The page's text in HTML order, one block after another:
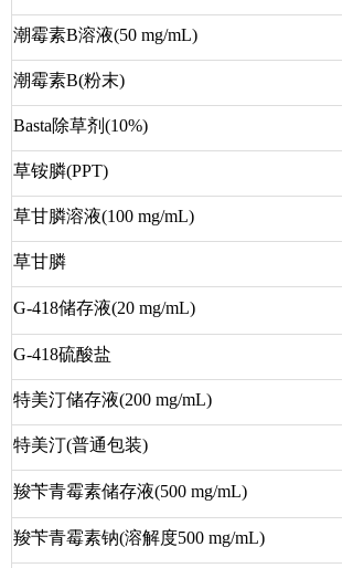
潮霉素B溶液(50 mg/mL)
潮霉素B(粉末)
Basta除草剂(10%)
草铵膦(PPT)
草甘膦溶液(100 mg/mL)
草甘膦
G-418储存液(20 mg/mL)
G-418硫酸盐
特美汀储存液(200 mg/mL)
特美汀(普通包装)
羧苄青霉素储存液(500 mg/mL)
羧苄青霉素钠(溶解度500 mg/mL)